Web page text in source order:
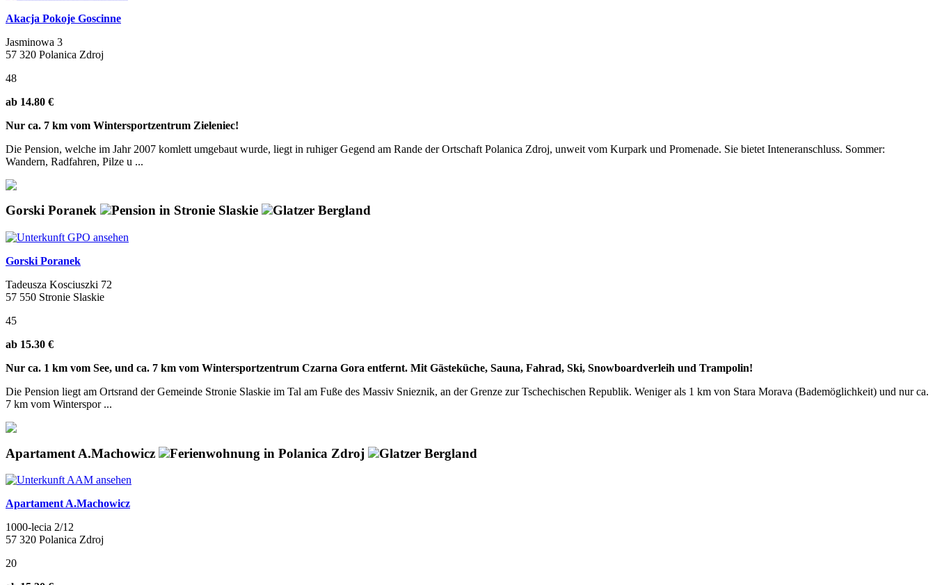
Akacja Pokoje Goscinne
Jasminowa 3
57 320 Polanica Zdroj
48
ab 14.80 €
Nur ca. 7 km vom Wintersportzentrum Zieleniec!
Die Pension, welche im Jahr 2007 komlett umgebaut wurde, liegt in ruhiger Gegend am Rande der Ortschaft Polanica Zdroj, unweit vom Kurpark und Promenade. Sie bietet Inteneranschluss. Sommer:
Wandern, Radfahren, Pilze u ...
Gorski Poranek Pension in Stronie Slaskie Glatzer Bergland
Gorski Poranek
Tadeusza Kosciuszki 72
57 550 Stronie Slaskie
45
ab 15.30 €
Nur ca. 1 km vom See, und ca. 7 km vom Wintersportzentrum Czarna Gora entfernt. Mit Gästeküche, Sauna, Fahrad, Ski, Snowboardverleih und Trampolin!
Die Pension liegt am Ortsrand der Gemeinde Stronie Slaskie im Tal am Fuße des Massiv Snieznik, an der Grenze zur Tschechischen Republik. Weniger als 1 km von Stara Morava (Bademöglichkeit) und nur ca.
7 km vom Winterspor ...
Apartament A.Machowicz Ferienwohnung in Polanica Zdroj Glatzer Bergland
Apartament A.Machowicz
1000-lecia 2/12
57 320 Polanica Zdroj
20